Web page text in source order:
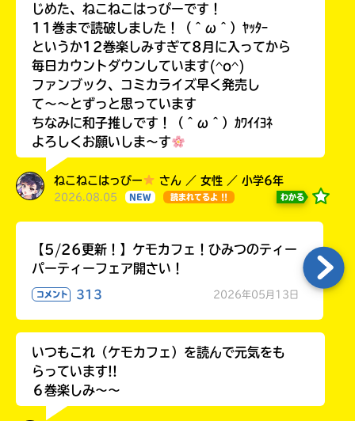
じめた、ねこねこはっぴーです！
11巻まで読破しました！（＾ω＾）ﾔｯﾀｰ
というか12巻楽しみすぎて8月に入ってから
毎日カウントダウンしています(^o^)
ファンブック、コミカライズ早く発売し
て〜〜とずっと思っています
ちなみに和子推しです！（＾ω＾）ｶﾜｲｲﾖﾈ
よろしくお願いしま〜す
ねこねこはっぴー さん ／ 女性 ／ 小学6年
2026.08.05 NEW 読まれてるよ !! わかる
【5/26更新！】ケモカフェ！ひみつのティー
パーティーフェア開さい！
コメント 313 2026年05月13日
いつもこれ（ケモカフェ）を読んで元気をも
らっています!!
６巻楽しみ～～